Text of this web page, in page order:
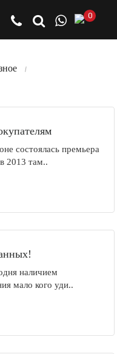
0
состоялась премьера
2013 там..
наличием
мало кого уди..